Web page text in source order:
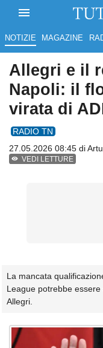
NOTIZIE MAGAZINE
Allegri e il
Napoli: il
virata di
RADIO TN
27.05.2026 08:45 di
VEDI LETTURE
La mancata
League potrebbe
Allegri.